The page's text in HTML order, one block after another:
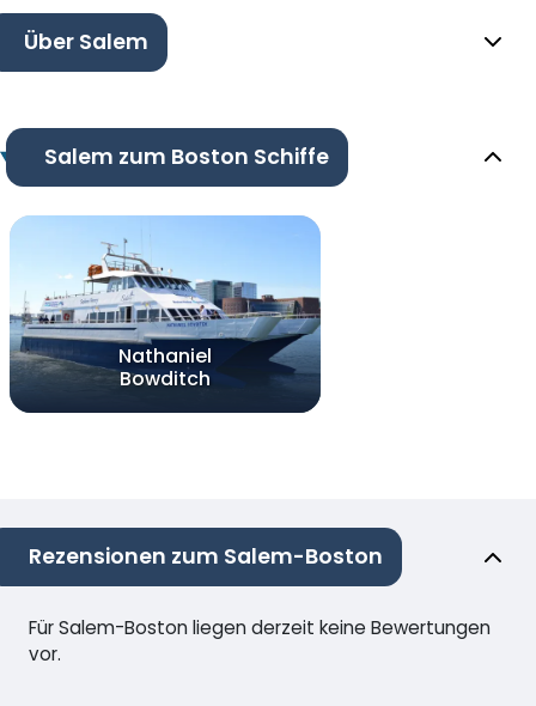
Über Salem
Salem zum Boston Schiffe
Nathaniel
Bowditch
Rezensionen zum Salem-Boston
Für Salem-Boston liegen derzeit keine Bewertungen
vor.